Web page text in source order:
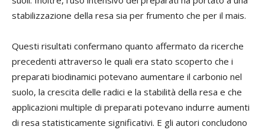
stabilizzazione della resa sia per frumento che per il mais.
Questi risultati confermano quanto affermato da ricerche
precedenti attraverso le quali era stato scoperto che i
preparati biodinamici potevano aumentare il carbonio nel
suolo, la crescita delle radici e la stabilità della resa e che
applicazioni multiple di preparati potevano indurre aumenti
di resa statisticamente significativi. E gli autori concludono